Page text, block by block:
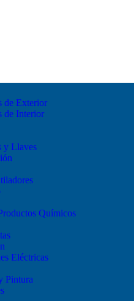
de Exterior
de Interior
y Llaves
Químicos
Eléctricas
Pintura